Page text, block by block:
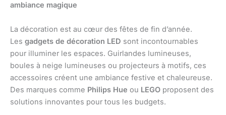
ambiance magique
La décoration est au cœur des fêtes de fin d’année.
Les gadgets de décoration LED sont incontournables
pour illuminer les espaces. Guirlandes lumineuses,
boules à neige lumineuses ou projecteurs à motifs, ces
accessoires créent une ambiance festive et chaleureuse.
Des marques comme Philips Hue ou LEGO proposent des
solutions innovantes pour tous les budgets.